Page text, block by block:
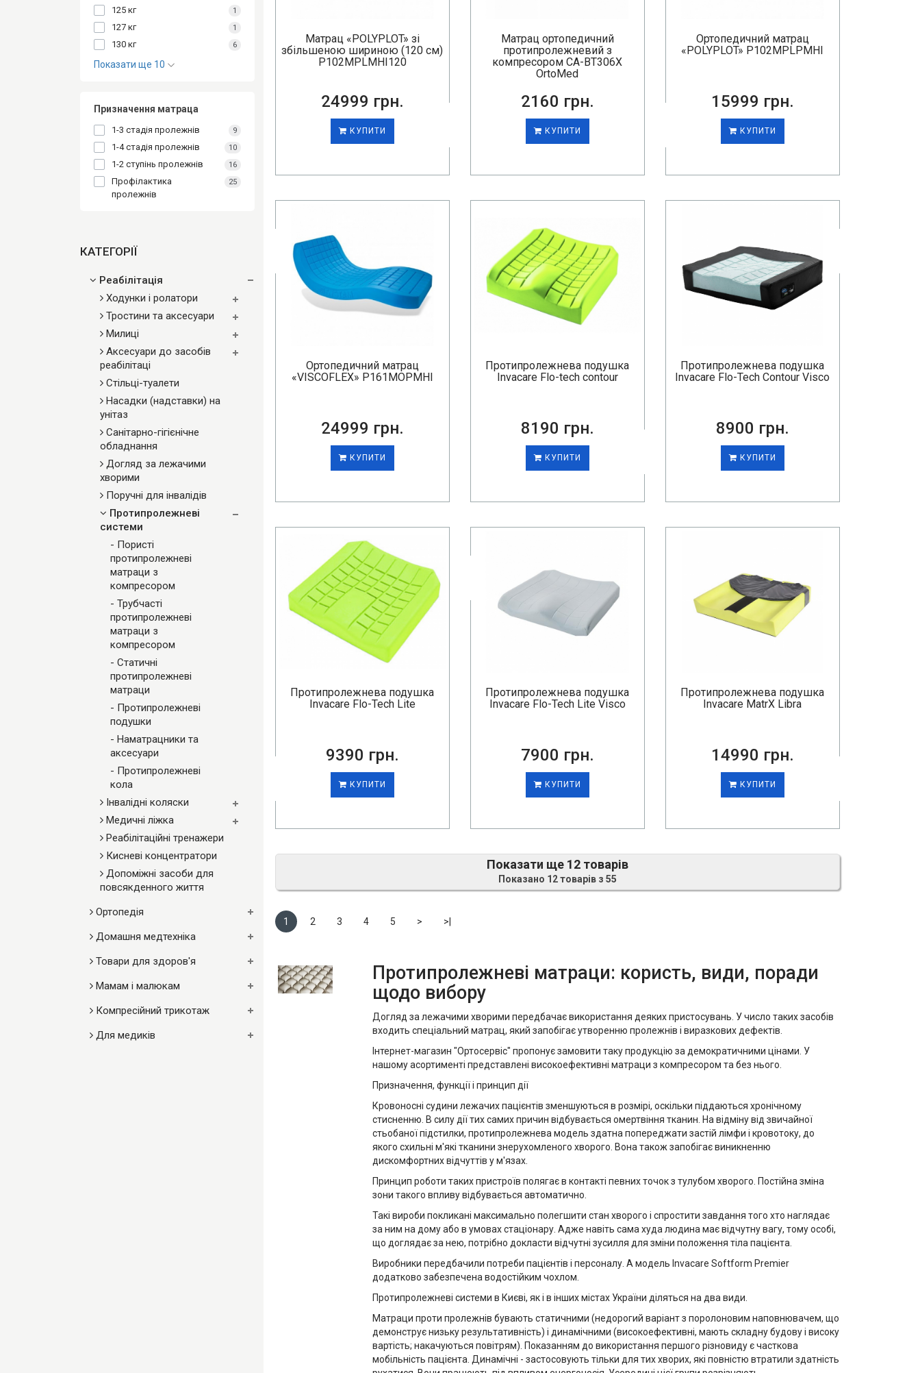
125 кг 1
127 кг 1
130 кг 6
Показати ще 10
Призначення матраца
1-3 стадія пролежнів 9
1-4 стадія пролежнів 10
1-2 ступінь пролежнів 16
Профілактика
пролежнів
25
КАТЕГОРІЇ
Реабілітація
Ходунки і ролатори
Тростини та аксесуари
Милиці
Аксесуари до засобів
реабілітаці
Стільці-туалети
Насадки (надставки) на
унітаз
Санітарно-гігієнічне
обладнання
Догляд за лежачими
хворими
Поручні для інвалідів
Протипролежневі
системи
- Пористі
протипролежневі
матраци з
компресором
- Трубчасті
протипролежневі
матраци з
компресором
- Статичні
протипролежневі
матраци
- Протипролежневі
подушки
- Наматрацники та
аксесуари
- Протипролежневі
кола
Інвалідні коляски
Медичні ліжка
Реабілітаційні тренажери
Кисневі концентратори
Допоміжні засоби для
повсякденного життя
Ортопедія
Домашня медтехніка
Товари для здоров'я
Мамам і малюкам
Компресійний трикотаж
Для медиків
Матрац «POLYPLOT» зі
збільшеною шириною (120 см)
P102MPLMHI120
24999 грн.
КУПИТИ
Матрац ортопедичний
протипролежневий з
компресором CA-BT306X
OrtoMed
2160 грн.
КУПИТИ
Ортопедичний матрац
«POLYPLOT» P102MPLPMHI
15999 грн.
КУПИТИ
Ортопедичний матрац
«VISCOFLEX» P161MOPMHI
24999 грн.
КУПИТИ
Протипролежнева подушка
Invacare Flo-tech contour
8190 грн.
КУПИТИ
Протипролежнева подушка
Invacare Flo-Tech Contour Visco
8900 грн.
КУПИТИ
Протипролежнева подушка
Invacare Flo-Tech Lite
9390 грн.
КУПИТИ
Протипролежнева подушка
Invacare Flo-Tech Lite Visco
7900 грн.
КУПИТИ
Протипролежнева подушка
Invacare MatrX Libra
14990 грн.
КУПИТИ
Показати ще 12 товарів
Показано 12 товарів з 55
1 2 3 4 5 > >|
Протипролежневі матраци: користь, види, поради
щодо вибору
Догляд за лежачими хворими передбачає використання деяких пристосувань. У число таких засобів
входить спеціальний матрац, який запобігає утворенню пролежнів і виразкових дефектів.
Інтернет-магазин "Ортосервіс" пропонує замовити таку продукцію за демократичними цінами. У
нашому асортименті представлені високоефективні матраци з компресором та без нього.
Призначення, функції і принцип дії
Кровоносні судини лежачих пацієнтів зменшуються в розмірі, оскільки піддаються хронічному
стисненню. В силу дії тих самих причин відбувається омертвіння тканин. На відміну від звичайної
стьобаної підстилки, протипролежнева модель здатна попереджати застій лімфи і кровотоку, до
якого схильні м'які тканини знерухомленого хворого. Вона також запобігає виникненню
дискомфортних відчуттів у м'язах.
Принцип роботи таких пристроїв полягає в контакті певних точок з тулубом хворого. Постійна зміна
зони такого впливу відбувається автоматично.
Такі вироби покликані максимально полегшити стан хворого і спростити завдання того хто наглядає
за ним на дому або в умовах стаціонару. Адже навіть сама худа людина має відчутну вагу, тому особі,
що доглядає за нею, потрібно докласти відчутні зусилля для зміни положення тіла пацієнта.
Виробники передбачили потреби пацієнтів і персоналу. А модель Invacare Softform Premier
додатково забезпечена водостійким чохлом.
Протипролежневі системи в Києві, як і в інших містах України діляться на два види.
Матраци проти пролежнів бувають статичними (недорогий варіант з поролоновим наповнювачем, що
демонструє низьку результативність) і динамічними (високоефективні, мають складну будову і високу
вартість; накачуються повітрям). Показанням до використання першого різновиду є часткова
мобільність пацієнта. Динамічні - застосовують тільки для тих хворих, які повністю втратили здатність